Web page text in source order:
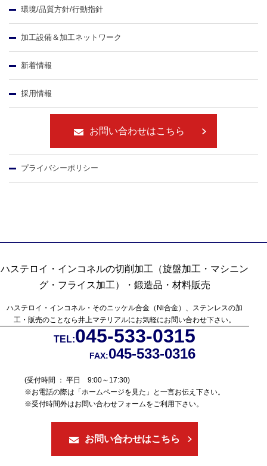
環境/品質方針/行動指針
加工設備＆加工ネットワーク
新着情報
採用情報
お問い合わせはこちら
プライバシーポリシー
ハステロイ・インコネルの切削加工（旋盤加工・マシニン
グ・フライス加工）・鍛造品・材料販売
ハステロイ・インコネル・そのニッケル合金（Ni合金）、ステンレスの加
工・販売のことなら井上マテリアルにお気軽にお問い合わせ下さい。
TEL:045-533-0315
FAX:045-533-0316
(受付時間 ： 平日 9:00～17:30)
※お電話の際は「ホームページを見た」と一言お伝え下さい。
※受付時間外はお問い合わせフォームをご利用下さい。
お問い合わせはこちら